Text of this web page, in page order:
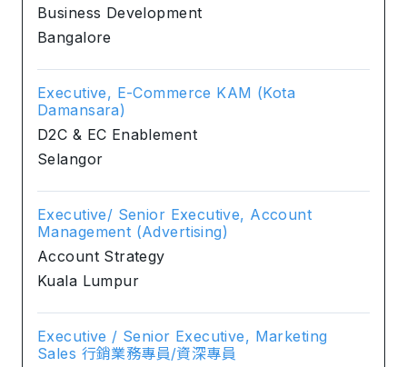
Business Development
Bangalore
Executive, E-Commerce KAM (Kota
Damansara)
D2C & EC Enablement
Selangor
Executive/ Senior Executive, Account
Management (Advertising)
Account Strategy
Kuala Lumpur
Executive / Senior Executive, Marketing
Sales 行銷業務專員/資深專員